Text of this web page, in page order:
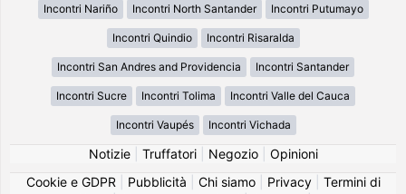
Incontri Nariño Incontri North Santander Incontri Putumayo
Incontri Quindio Incontri Risaralda
Incontri San Andres and Providencia Incontri Santander
Incontri Sucre Incontri Tolima Incontri Valle del Cauca
Incontri Vaupés Incontri Vichada
Notizie| Truffatori| Negozio| Opinioni
Cookie e GDPR
Pubblicità Chi siamo| Privacy| Termini di